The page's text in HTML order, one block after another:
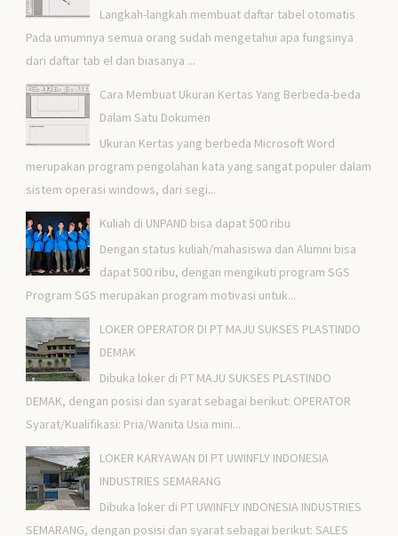
Langkah-langkah membuat daftar tabel otomatis
Pada umumnya semua orang sudah mengetahui apa fungsinya
dari daftar tab el dan biasanya ...
Cara Membuat Ukuran Kertas Yang Berbeda-beda
Dalam Satu Dokumen
Ukuran Kertas yang berbeda Microsoft Word
merupakan program pengolahan kata yang sangat populer dalam
sistem operasi windows, dari segi...
Kuliah di UNPAND bisa dapat 500 ribu
Dengan status kuliah/mahasiswa dan Alumni bisa
dapat 500 ribu, dengan mengikuti program SGS
Program SGS merupakan program motivasi untuk...
LOKER OPERATOR DI PT MAJU SUKSES PLASTINDO
DEMAK
Dibuka loker di PT MAJU SUKSES PLASTINDO
DEMAK, dengan posisi dan syarat sebagai berikut: OPERATOR
Syarat/Kualifikasi: Pria/Wanita Usia mini...
LOKER KARYAWAN DI PT UWINFLY INDONESIA
INDUSTRIES SEMARANG
Dibuka loker di PT UWINFLY INDONESIA INDUSTRIES
SEMARANG, dengan posisi dan syarat sebagai berikut: SALES